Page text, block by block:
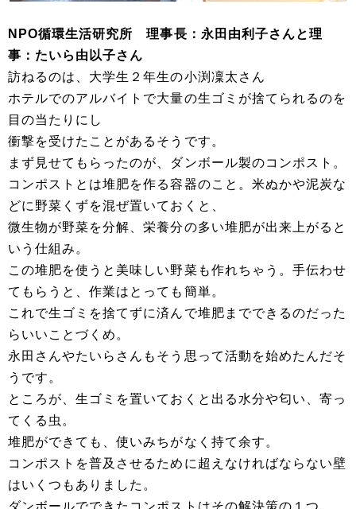
NPO循環生活研究所 理事長：永田由利子さんと理
事：たいら由以子さん
訪ねるのは、大学生２年生の小渕凜太さん
ホテルでのアルバイトで大量の生ゴミが捨てられるのを
目の当たりにし
衝撃を受けたことがあるそうです。
まず見せてもらったのが、ダンボール製のコンポスト。
コンポストとは堆肥を作る容器のこと。米ぬかや泥炭な
どに野菜くずを混ぜ置いておくと、
微生物が野菜を分解、栄養分の多い堆肥が出来上がると
いう仕組み。
この堆肥を使うと美味しい野菜も作れちゃう。手伝わせ
てもらうと、作業はとっても簡単。
これで生ゴミを捨てずに済んで堆肥までできるのだった
らいいことづくめ。
永田さんやたいらさんもそう思って活動を始めたんだそ
うです。
ところが、生ゴミを置いておくと出る水分や匂い、寄っ
てくる虫。
堆肥ができても、使いみちがなく持て余す。
コンポストを普及させるために超えなければならない壁
はいくつもありました。